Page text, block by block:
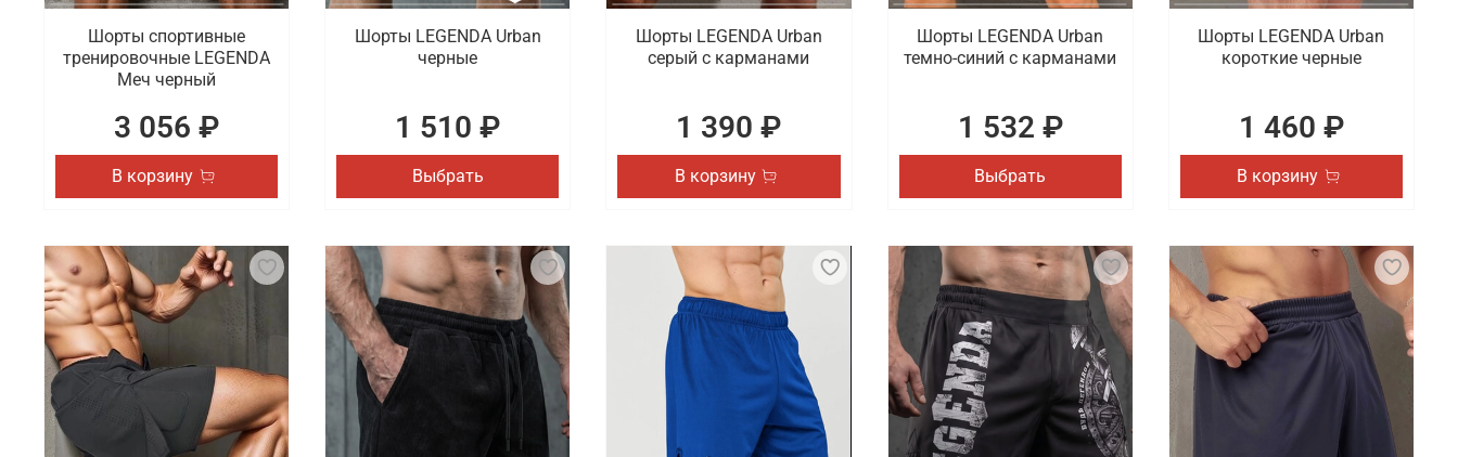
которые занимаются этим видом спорта. Есть быстрая доставка заказанных товаров по Южно-Сахалинску и городам России.
Шорты спортивные
тренировочные LEGENDA
Меч черный
3 056 ₽
В корзину
Шорты LEGENDA Urban
черные
1 510 ₽
Выбрать
Шорты LEGENDA Urban
серый c карманами
1 390 ₽
В корзину
Шорты LEGENDA Urban
темно-синий с карманами
1 532 ₽
Выбрать
Шорты LEGENDA Urban
короткие черные
1 460 ₽
В корзину